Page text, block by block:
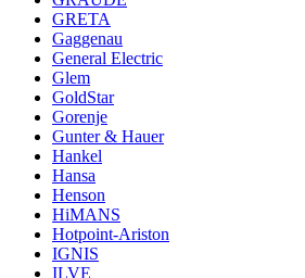
GRETA
Gaggenau
General Electric
Glem
GoldStar
Gorenje
Gunter & Hauer
Hankel
Hansa
Henson
HiMANS
Hotpoint-Ariston
IGNIS
ILVE